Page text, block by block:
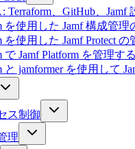
Terraform、GitHub、Jamf
を使用した Jamf 構成管理
を使用した Jamf Protect
で Jamf Platform を管理す
と jamformer を使用して
ス制御
理